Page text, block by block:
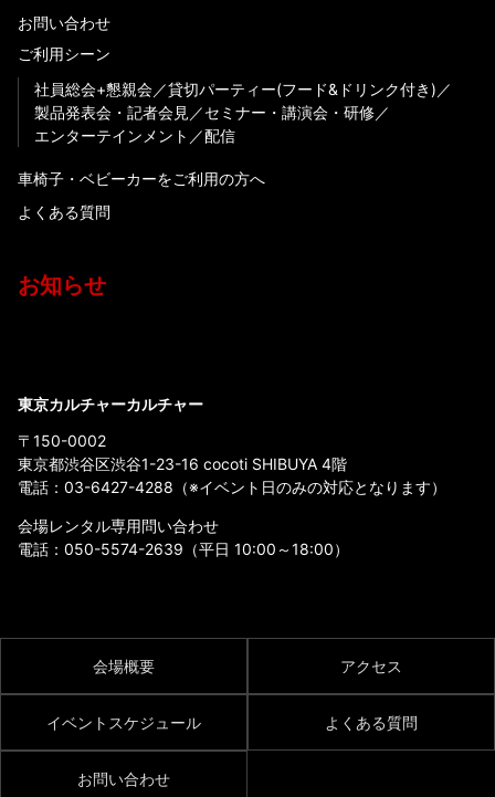
お問い合わせ
ご利用シーン
社員総会+懇親会
貸切パーティー(フード&ドリンク付き)
製品発表会・記者会見
セミナー・講演会・研修
エンターテインメント
配信
車椅子・ベビーカーをご利用の方へ
よくある質問
お知らせ
東京カルチャーカルチャー
〒150-0002
東京都渋谷区渋谷1-23-16 cocoti SHIBUYA 4階
電話： 03-6427-4288 （※イベント日のみの対応となります）
会場レンタル専用問い合わせ
電話： 050-5574-2639 （平日 10:00～18:00）
会場概要 アクセス
イベントスケジュール よくある質問
お問い合わせ